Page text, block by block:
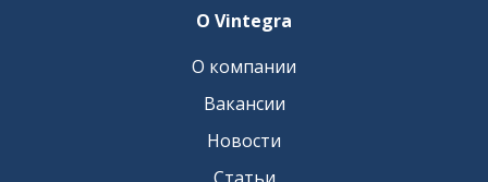
О Vintegra
О компании
Вакансии
Новости